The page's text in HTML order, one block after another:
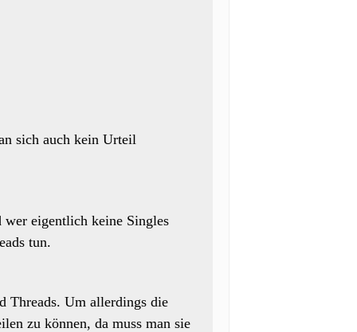
sich auch kein Urteil
eigentlich keine Singles
tun.
Threads. Um allerdings die
zu können, da muss man sie